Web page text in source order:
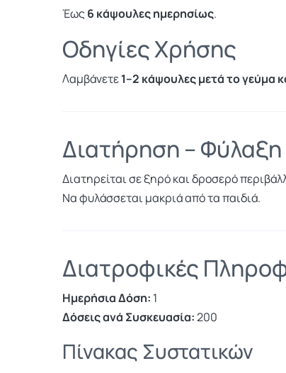
Έως6 κάψουλες ημερησίως.
Οδηγίες Χρήσης
Λαμβάνετε1–2 κάψουλες μετά το γεύμα
Διατήρηση – Φύλαξη
Διατηρείται σε ξηρό και δροσερό
Να φυλάσσεται μακριά από τα παιδιά.
Διατροφικές
Ημερήσια Δόση: 1
Δόσεις ανά Συσκευασία:200
Πίνακας Συστατικών